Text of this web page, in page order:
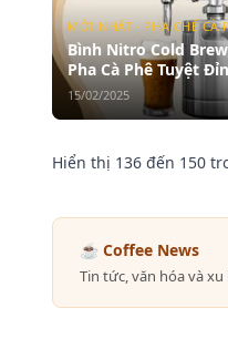
MỚI NHẤT · PHA CHẾ CÀ
Bình Nitro Cold
Pha Cà Phê Tuyệt
15/02/2025
Hiển thị 136 đến 150
☕ Coffee News
Tin tức, văn hóa và